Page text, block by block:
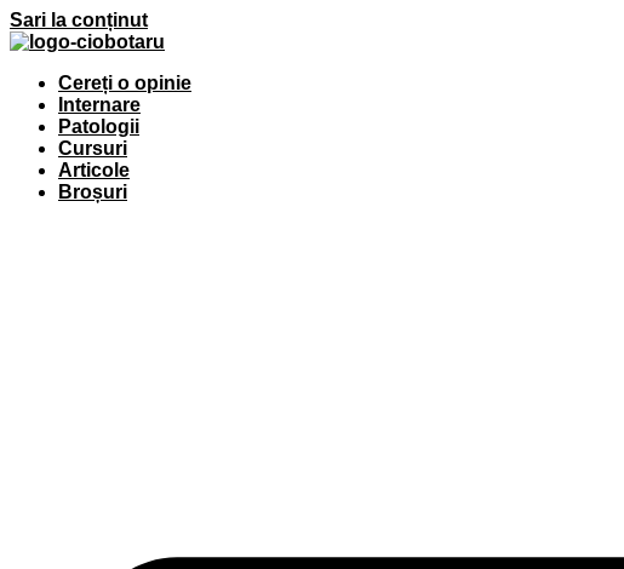
Sari la conținut
Cereți o opinie
Internare
Patologii
Cursuri
Articole
Broșuri